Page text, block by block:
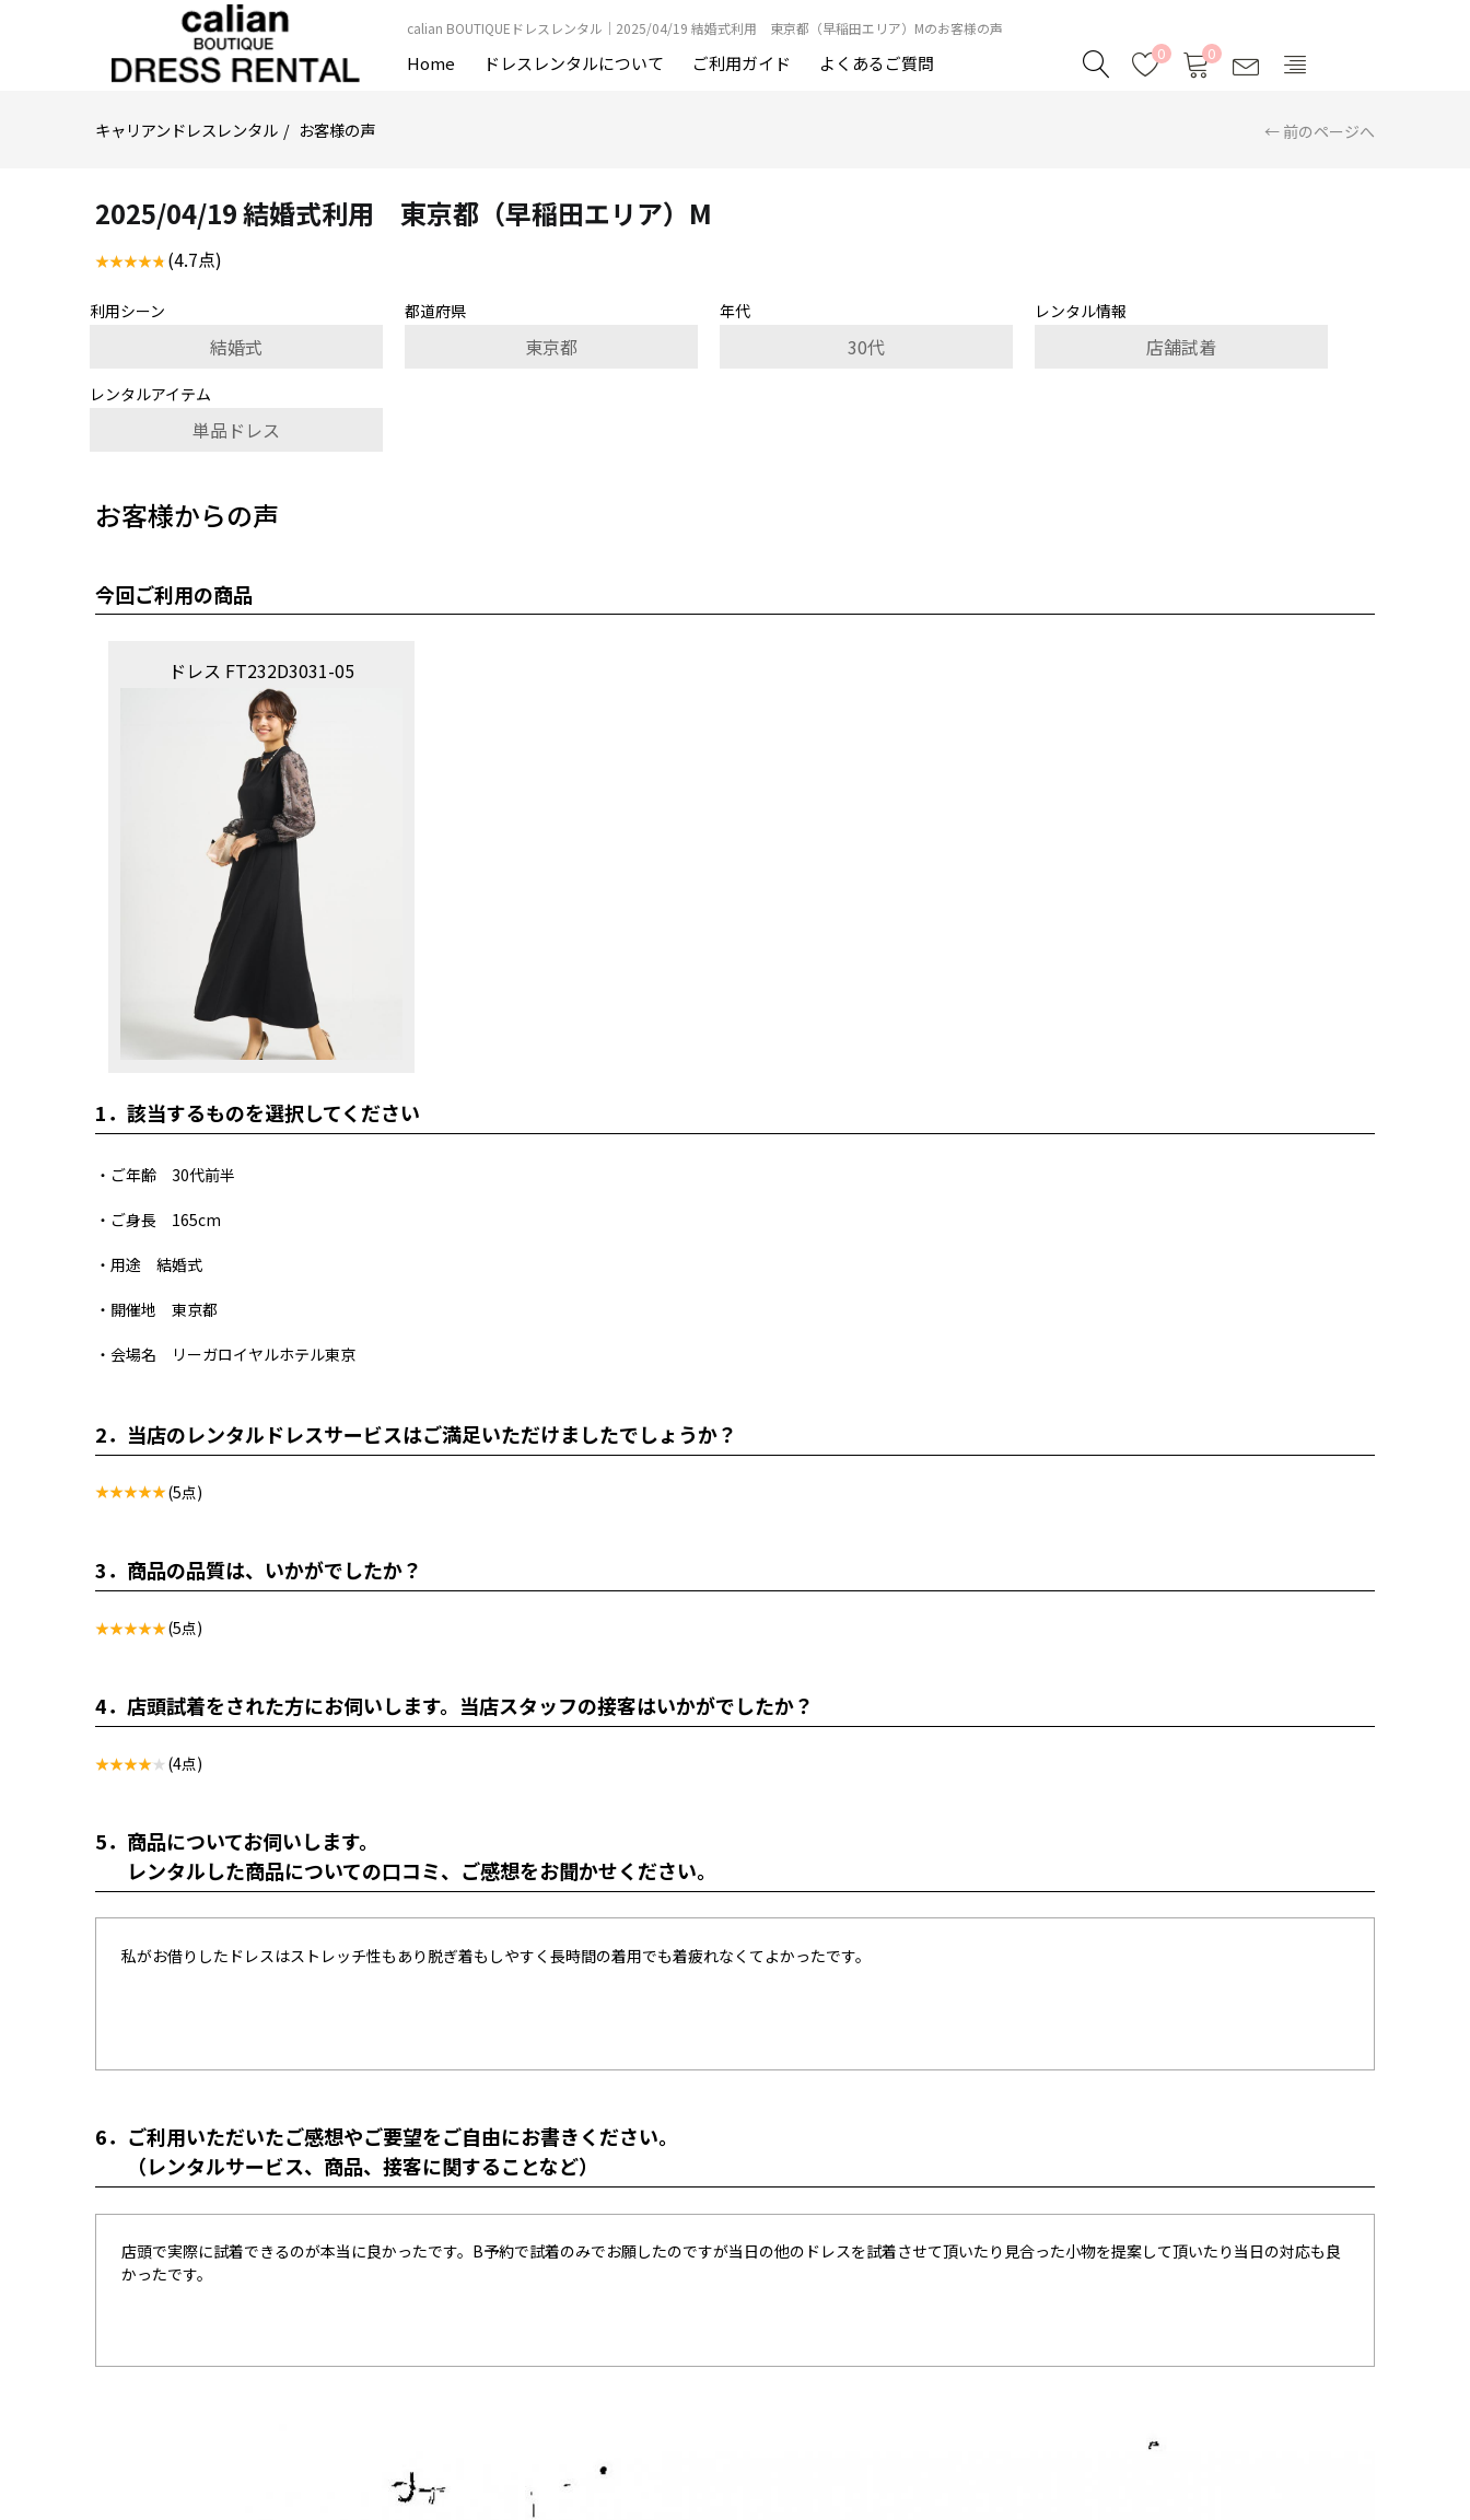
calian BOUTIQUEドレスレンタル｜2025/04/19 結婚式利用 東京都（早稲田エリア）Mのお客様の声
Home ドレスレンタルについて ご利用ガイド よくあるご質問 0 0
キャリアンドレスレンタル お客様の声 ← 前のページへ
2025/04/19 結婚式利用 東京都（早稲田エリア）M
(4.7点)
利用シーン
結婚式
都道府県
東京都
年代
30代
レンタル情報
店舗試着
レンタルアイテム
単品ドレス
お客様からの声
今回ご利用の商品
ドレス FT232D3031-05
1． 該当するものを選択してください
・ご年齢 30代前半
・ご身長 165cm
・用途 結婚式
・開催地 東京都
・会場名 リーガロイヤルホテル東京
2． 当店のレンタルドレスサービスはご満足いただけましたでしょうか？
(5点)
3． 商品の品質は、いかがでしたか？
(5点)
4． 店頭試着をされた方にお伺いします。当店スタッフの接客はいかがでしたか？
(4点)
5． 商品についてお伺いします。
レンタルした商品についての口コミ、ご感想をお聞かせください。
私がお借りしたドレスはストレッチ性もあり脱ぎ着もしやすく長時間の着用でも着疲れなくてよかったです。
6． ご利用いただいたご感想やご要望をご自由にお書きください。
（レンタルサービス、商品、接客に関することなど）
店頭で実際に試着できるのが本当に良かったです。B予約で試着のみでお願したのですが当日の他のドレスを試着させて頂いたり見合った小物を提案して頂いたり当日の対応も良
かったです。